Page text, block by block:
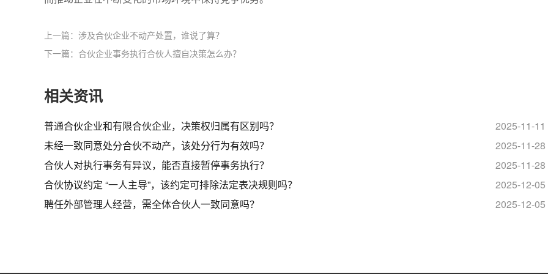
上一篇：涉及合伙企业不动产处置，谁说了算？​
下一篇：合伙企业事务执行合伙人擅自决策怎么办？​
相关资讯
普通合伙企业和有限合伙企业，决策权归属有区别吗？​
2025-11-11
未经一致同意处分合伙不动产，该处分行为有效吗？
2025-11-28
合伙人对执行事务有异议，能否直接暂停事务执行？
2025-11-28
合伙协议约定 “一人主导”，该约定可排除法定表决规则吗？
2025-12-05
聘任外部管理人经营，需全体合伙人一致同意吗？
2025-12-05